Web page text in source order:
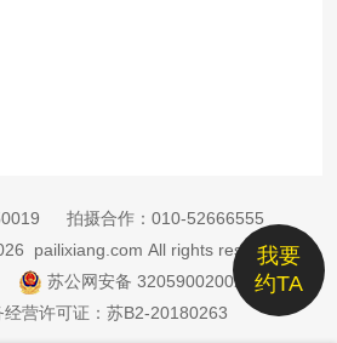
我要
约TA
拍摄合作： 010-52666555
pailixiang.com All rights reserved
苏公网安备 32059002002885号
营许可证：苏B2-20180263